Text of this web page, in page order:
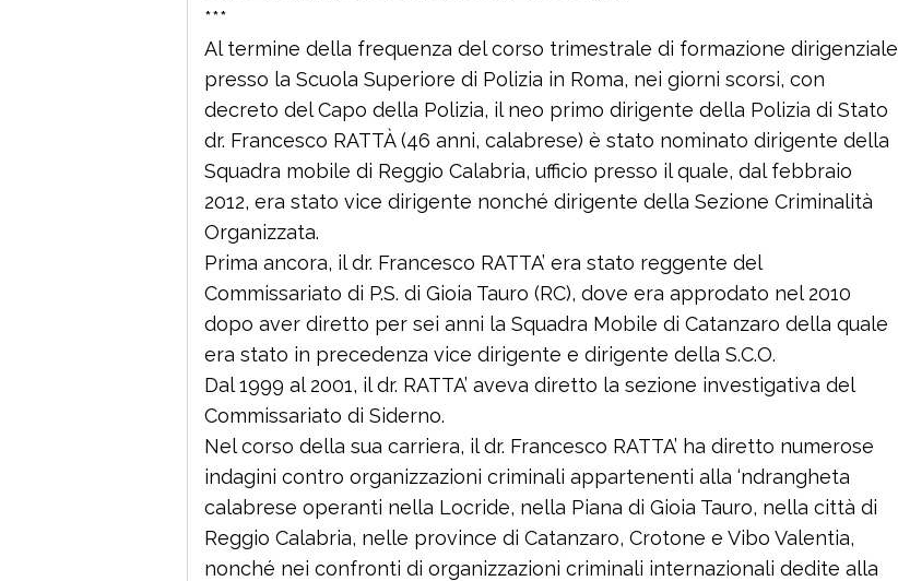
***
Al termine della frequenza del corso trimestrale di formazione dirigenziale
presso la Scuola Superiore di Polizia in Roma, nei giorni scorsi, con
decreto del Capo della Polizia, il neo primo dirigente della Polizia di Stato
dr. Francesco RATTÀ (46 anni, calabrese) è stato nominato dirigente della
Squadra mobile di Reggio Calabria, ufficio presso il quale, dal febbraio
2012, era stato vice dirigente nonché dirigente della Sezione Criminalità
Organizzata.
Prima ancora, il dr. Francesco RATTA’ era stato reggente del
Commissariato di P.S. di Gioia Tauro (RC), dove era approdato nel 2010
dopo aver diretto per sei anni la Squadra Mobile di Catanzaro della quale
era stato in precedenza vice dirigente e dirigente della S.C.O.
Dal 1999 al 2001, il dr. RATTA’ aveva diretto la sezione investigativa del
Commissariato di Siderno.
Nel corso della sua carriera, il dr. Francesco RATTA’ ha diretto numerose
indagini contro organizzazioni criminali appartenenti alla ‘ndrangheta
calabrese operanti nella Locride, nella Piana di Gioia Tauro, nella città di
Reggio Calabria, nelle province di Catanzaro, Crotone e Vibo Valentia,
nonché nei confronti di organizzazioni criminali internazionali dedite alla